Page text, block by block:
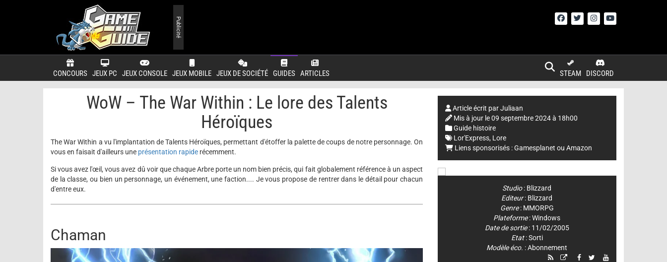
CONCOURS JEUX PC JEUX CONSOLE JEUX MOBILE JEUX DE SOCIÉTÉ GUIDES ARTICLES DISCORD
STEAM
Publicité
WoW – The War Within : Le lore des Talents
Héroïques
The War Within a vu l'implantation de Talents Héroïques, permettant d'étoffer la palette de coups de notre personnage. On
vous en faisait d'ailleurs une présentation rapide récemment.
Si vous avez l'œil, vous avez dû voir que chaque Arbre porte un nom bien précis, qui fait globalement référence à un aspect
de la classe, ou bien un personnage, un événement, une faction.... Je vous propose de rentrer dans le détail pour chacun
d'entre eux.
Chaman
Article écrit parJuliaan
Mis à jour le09 septembre 2024 à 18h00
Guide histoire
Lor'Express, Lore
Liens sponsorisés :Gamesplanet ou Amazon
Studio: Blizzard
Editeur: Blizzard
Genre: MMORPG
Plateforme:Windows
Date de sortie: 11/02/2005
Etat: Sorti
Modèle éco. : Abonnement